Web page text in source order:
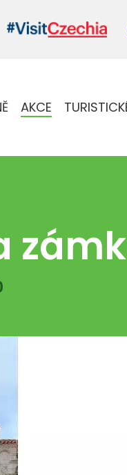
AKCE